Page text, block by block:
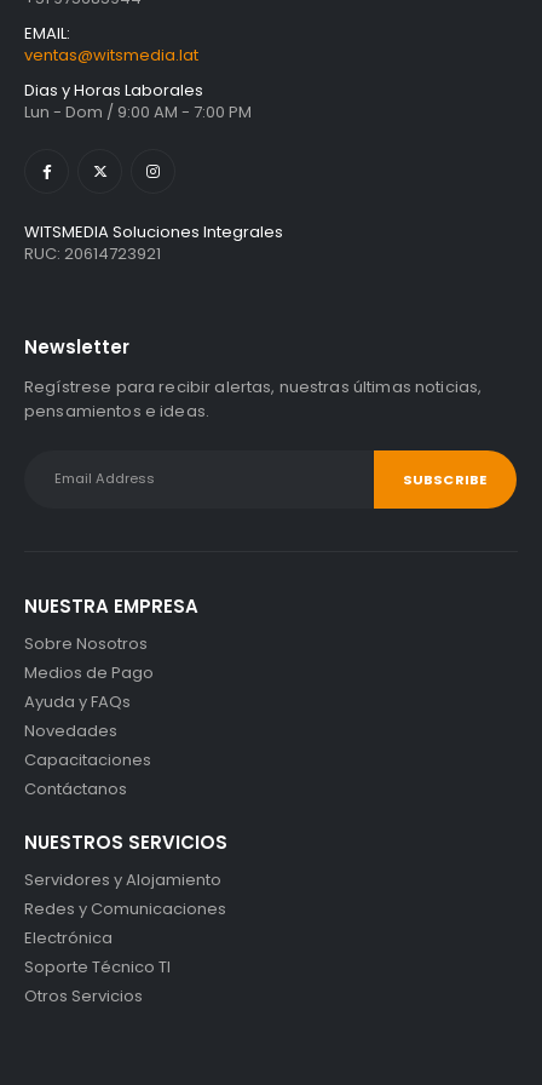
EMAIL:
ventas@witsmedia.lat
Dias y Horas Laborales
Lun - Dom / 9:00 AM - 7:00 PM
WITSMEDIA Soluciones Integrales
RUC: 20614723921
Newsletter
Regístrese para recibir alertas, nuestras últimas noticias,
pensamientos e ideas.
NUESTRA EMPRESA
Sobre Nosotros
Medios de Pago
Ayuda y FAQs
Novedades
Capacitaciones
Contáctanos
NUESTROS SERVICIOS
Servidores y Alojamiento
Redes y Comunicaciones
Electrónica
Soporte Técnico TI
Otros Servicios